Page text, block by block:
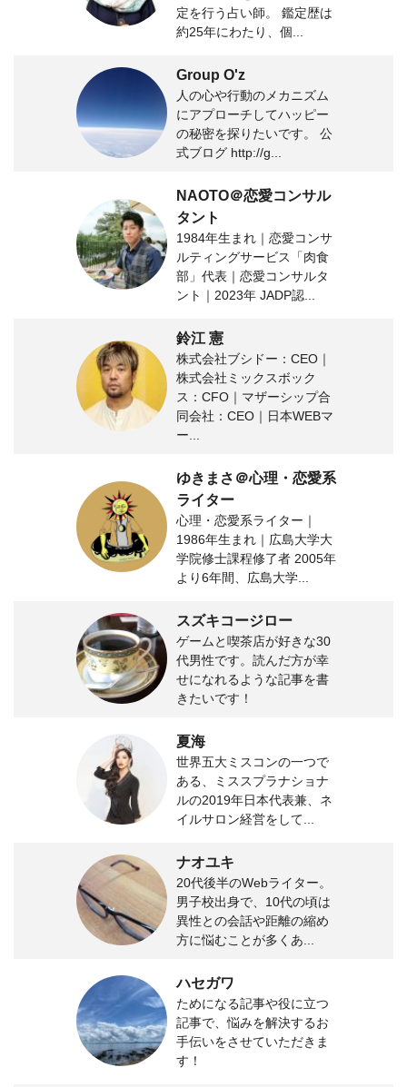
定を行う占い師。 鑑定歴は
約25年にわたり、個...
Group O'z
人の心や行動のメカニズム
にアプローチしてハッピー
の秘密を探りたいです。 公
式ブログ http://g...
NAOTO＠恋愛コンサル
タント
1984年生まれ｜恋愛コンサ
ルティングサービス「肉食
部」代表｜恋愛コンサルタ
ント｜2023年 JADP認...
鈴江 憲
株式会社ブシドー：CEO｜
株式会社ミックスボック
ス：CFO｜マザーシップ合
同会社：CEO｜日本WEBマ
ー...
ゆきまさ＠心理・恋愛系
ライター
心理・恋愛系ライター｜
1986年生まれ｜広島大学大
学院修士課程修了者 2005年
より6年間、広島大学...
スズキコージロー
ゲームと喫茶店が好きな30
代男性です。読んだ方が幸
せになれるような記事を書
きたいです！
夏海
世界五大ミスコンの一つで
ある、ミススプラナショナ
ルの2019年日本代表兼、ネ
イルサロン経営をして...
ナオユキ
20代後半のWebライター。
男子校出身で、10代の頃は
異性との会話や距離の縮め
方に悩むことが多くあ...
ハセガワ
ためになる記事や役に立つ
記事で、悩みを解決するお
手伝いをさせていただきま
す！